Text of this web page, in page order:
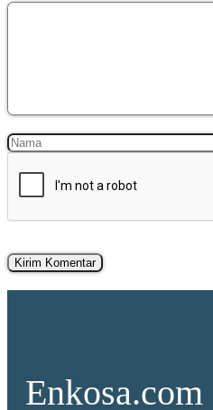
Komentar
Nama
Enkosa.com